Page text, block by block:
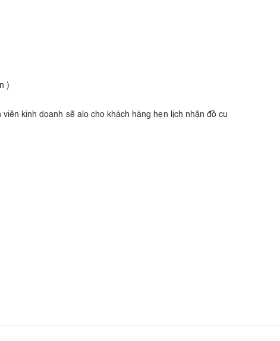
)
kinh doanh sẽ alo cho khách hàng hẹn lịch nhận đồ cụ